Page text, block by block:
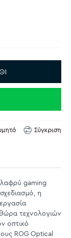
Σύγκριση
gaming
η
τεχνολογιών
οπτικό
ROG Optical